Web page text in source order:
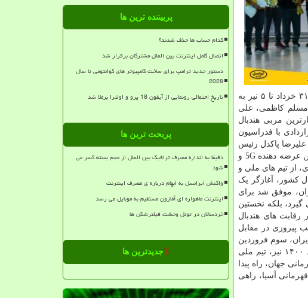
به پیروزی دست پیدا کردند و عنوان نهم جهان را از آن خود کردند. رقابت های هندبال ساحلی قهرمانی بزرگسالان جهان از ۳۱ خرداد تا ۵ تیر به
مسلم کاظمی، علی
مربی هندبال
نخستین و بزرگترین اپراتور دیجیتال ایران، از ۱۴ دی ۱۴۰۰، طی قراردادی با فدراسیون
پاکدل رئیس
و تعدادی از مدیران فدراسیون هندبال جمهوری اسلامی ایران و دکتر بیژن عباسی آرند مدیرعامل ایرانسل، برای حمایت اولین عرضه دهنده 5G و
از تیم های ملی و
کشور، آغازگر یک
ساحلی نوجوانان ایران، موفق شد برای
گیرد، بلکه نخستین
ایران را هم به دست آورد و جایگاه سوم رقابت های جهانی را از آن خود کند. فروردین ماه ۱۴۰۱، در رقابت های هندبال
پیروزی در مقابل
سوم فروردین
ماه، توانسته بود با قهرمانی در رقابت های آسیایی، اولین مدال طلای بانوان را برای هندبال ایران به ارمغان آورد. در اسفند ۱۴۰۰ نیز، تیم ملی
جهان، راه پیدا
قهرمانی آسیا، راهی
پربیننده ترین ها
کدام حساب ها حذف شدند؟
اتصال کامل اینترنت بین الملل مشترکان برقرار شد
دستور جدید ترامپ برای ساخت کامپیوتر های کوانتومی تا سال
2028
تاریخ احتمالی رونمایی از آیفون 18 پرو و اولترا برملا شد
پربحث ترین ها
دقیقا به اندازه مصرف ترافیک بین الملل از حجم بسته کسر می
شود
واکنش ایرانسل به ابهام درباره ی مصرف اینترنت
اینترنت ماهواره ای آمازون مستقیم به موبایل می رسد
خردسالان در تونل وحشت فیلترشکن ها
جدیدترین ها